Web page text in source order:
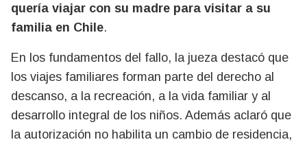
quería viajar con su madre para visitar a su
familia en Chile.
En los fundamentos del fallo, la jueza destacó que
los viajes familiares forman parte del derecho al
descanso, a la recreación, a la vida familiar y al
desarrollo integral de los niños. Además aclaró que
la autorización no habilita un cambio de residencia,